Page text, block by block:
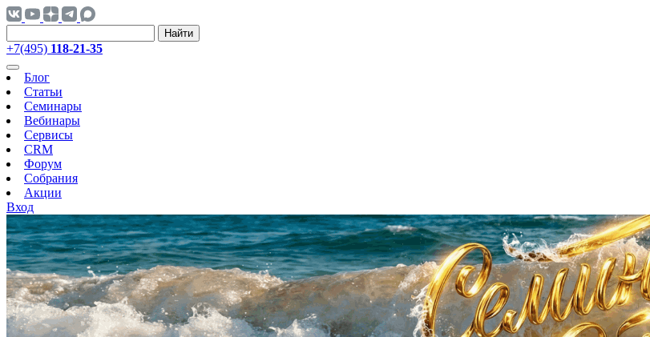
Найти
+7(495) 118-21-35
Блог
Статьи
Семинары
Вебинары
Сервисы
CRM
Форум
Собрания
Акции
Вход